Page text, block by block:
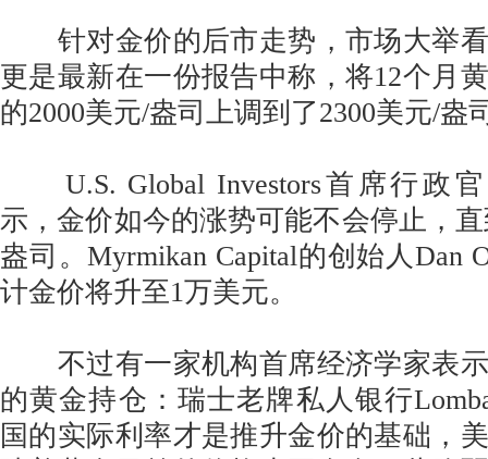
针对金价的后市走势，市场大举看
更是最新在一份报告中称，将12个月
的2000美元/盎司上调到了2300美元/盎
U.S. Global Investors首席行政官
示，金价如今的涨势可能不会停止，
盎司。Myrmikan Capital的创始人Dan
计金价将升至1万美元。
不过有一家机构首席经济学家表示
的黄金持仓：瑞士老牌私人银行
国的实际利率才是推升金价的基础，